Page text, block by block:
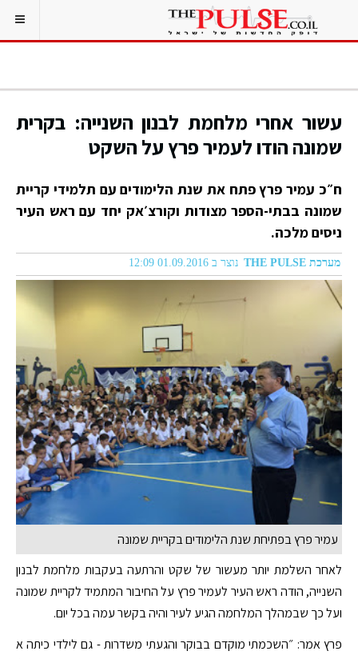
עשור אחרי מלחמת לבנון השנייה: בקרית
שמונה הודו לעמיר פרץ על השקט
ח״כ עמיר פרץ פתח את שנת הלימודים עם תלמידי קריית
שמונה בבתי-הספר מצודות וקורצ׳אק יחד עם ראש העיר
ניסים מלכה.
מערכת THE PULSE נוצר ב 01.09.2016 12:09
עמיר פרץ בפתיחת שנת הלימודים בקריית שמונה
לאחר השלמת יותר מעשור של שקט והרתעה בעקבות מלחמת לבנון
השנייה, הודה ראש העיר לעמיר פרץ על החיבור המתמיד לקריית שמונה
ועל כך שבמהלך המלחמה הגיע לעיר והיה בקשר עמה בכל יום.
פרץ אמר: ״השכמתי מוקדם בבוקר והגעתי משדרות - גם לילדי כיתה א